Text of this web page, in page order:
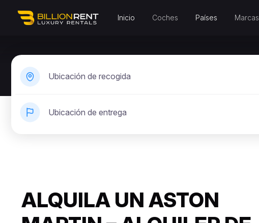
Inicio Coches Países Marcas
Ubicación de recogida
Ubicación de entrega
ALQUILA UN ASTON